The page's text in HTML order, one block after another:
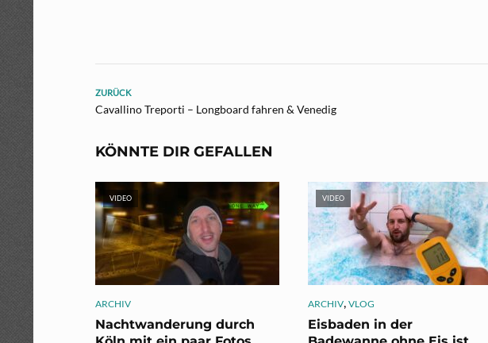
ZURÜCK
Cavallino Treporti – Longboard fahren & Venedig
KÖNNTE DIR GEFALLEN
VIDEO
ARCHIV
Nachtwanderung durch
VIDEO
ARCHIV, VLOG
Eisbaden in der